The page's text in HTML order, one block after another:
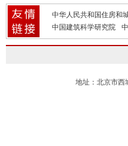
中华人民共和国住房和
中国建筑科学研究院
地址：北京市